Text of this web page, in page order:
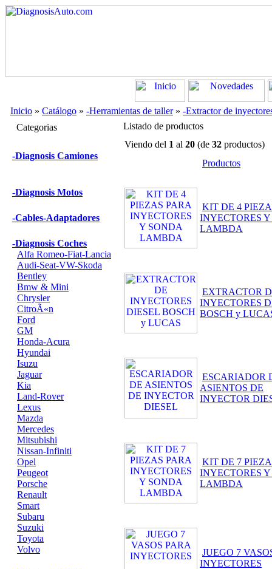
Inicio » Catálogo » -Herramientas de taller» -Extractor de
Categorias
-Diagnosis Camiones
-Diagnosis Motos
-Cables-Adaptadores
-Diagnosis Coches
Alfa Romeo-Fiat-Lancia
Audi-Seat-VW-Skoda
Bentley
Bmw & Mini
Chrysler
CitroÃ«n
Ford
GM
Honda-Acura
Hyundai
Isuzu
Jaguar
Kia
Land-Rover
Lexus
Mazda
Mercedes
Mitsubishi
Nissan-Infiniti
Opel
Peugeot
Porsche
Renault
Smart
Subaru
Suzuki
Toyota
Volvo
Listado de productos
Viendo del 1 al 20 (de 32 productos)
Productos
KIT DE 4
INYECTORES
LAMBDA
EXTRACTOR
INYECTORES
BOSCH y
ESCARIADOR
ASIENTOS DE
INYECTOR
KIT DE 7
INYECTORES
LAMBDA
JUEGO 7
INYECTORES